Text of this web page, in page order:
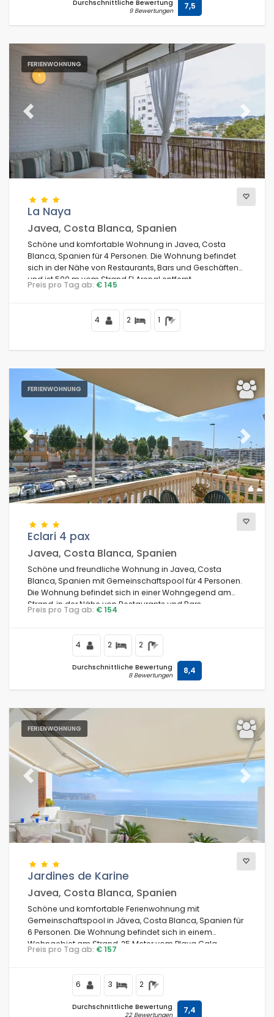
Durchschnittliche Bewertung
9 Bewertungen 7,5
FERIENWOHNUNG
Previous Next
La Naya
Javea, Costa Blanca, Spanien
Schöne und komfortable Wohnung in Javea, Costa
Blanca, Spanien für 4 Personen. Die Wohnung befindet
sich in der Nähe von Restaurants, Bars und Geschäften
und ist 500 m vom Strand El Arenal entfernt.
Preis pro Tag ab: € 145
4 2 1
FERIENWOHNUNG
Previous Next
Eclari 4 pax
Javea, Costa Blanca, Spanien
Schöne und freundliche Wohnung in Javea, Costa
Blanca, Spanien mit Gemeinschaftspool für 4 Personen.
Die Wohnung befindet sich in einer Wohngegend am
Strand, in der Nähe von Restaurants und Bars,
Geschäften, Supermärkten und einem Tennisplatz, 500
Mittelmeer entfernt.
Preis pro Tag ab: € 154
4 2 2
Durchschnittliche Bewertung
8 Bewertungen 8,4
FERIENWOHNUNG
Previous Next
Jardines de Karine
Javea, Costa Blanca, Spanien
Schöne und komfortable Ferienwohnung mit
Gemeinschaftspool in Jávea, Costa Blanca, Spanien für
6 Personen. Die Wohnung befindet sich in einem
Wohngebiet am Strand, 25 Meter vom Playa Cala
Blanca, Jávea Strand und 25 Meter vom Mittelmeer,
Preis pro Tag ab: € 157
6 3 2
Durchschnittliche Bewertung
22 Bewertungen 7,4